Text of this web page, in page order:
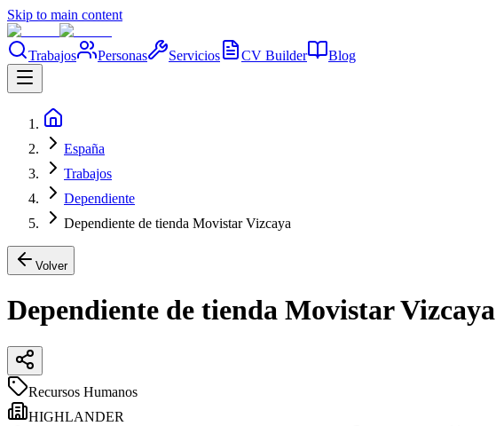
Skip to main content
Trabajos Personas Servicios CV Builder Blog
España
Trabajos
Dependiente
Dependiente de tienda Movistar Vizcaya
Volver
Dependiente de tienda Movistar Vizcaya
Recursos Humanos
HIGHLANDER